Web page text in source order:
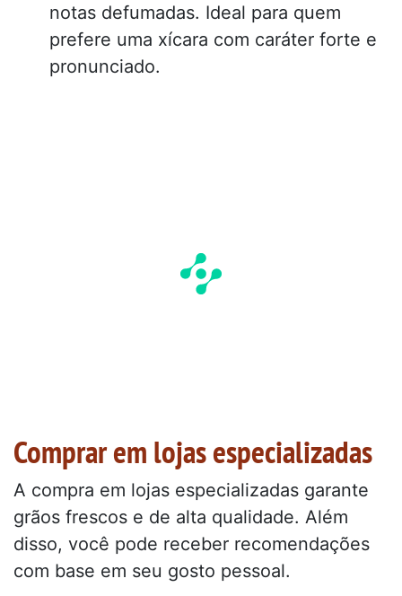
notas defumadas. Ideal para quem
prefere uma xícara com caráter forte e
pronunciado.
Comprar em lojas especializadas
A compra em lojas especializadas garante
grãos frescos e de alta qualidade. Além
disso, você pode receber recomendações
com base em seu gosto pessoal.